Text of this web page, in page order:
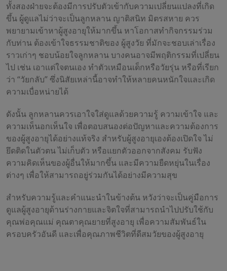
ทั้งสองฝ่ายจะต้องมีการปรับตัวเข้ากับความเปลี่ยนแปลงที่เกิด
ขึ้น ผู้ดูแลไม่ว่าจะเป็นลูกหลาน ญาติสนิท มิตรสหาย ควร
พยายามเข้าหาผู้สูงอายุให้มากขึ้น หาโอกาสทำกิจกรรมร่วม
กับท่าน ต้องเข้าใจธรรมชาติของ ผู้สูงวัย ที่มักจะชอบเล่าเรื่อง
ราวเก่าๆ ชอบน้อยใจลูกหลาน บางคนอาจมีพฤติกรรมที่เปลี่ยน
ไป เช่น เอาแต่ใจตนเอง ทำตัวเหมือนเด็กหรือวัยรุ่น หรือที่เรียก
ว่า “วัยกลับ” ซึ่งนิสัยเหล่านี้อาจทำให้หลายคนหนักใจและเกิด
ความเบื่อหน่ายได้
ดังนั้น ลูกหลานควรเอาใจใส่ดูแลด้วยความรู้ ความเข้าใจ และ
ความเห็นอกเห็นใจ เพื่อตอบสนองต่อปัญหาและความต้องการ
ของผู้สูงอายุได้อย่างแท้จริง สำหรับผู้สูงอายุเองต้องเปิดใจ ไม่
ยึดติดในตัวตน ไม่เก็บตัว หรือแยกตัวออกจากสังคม รับฟัง
ความคิดเห็นของผู้อื่นให้มากขึ้น และมีความยืดหยุ่นในเรื่อง
ต่างๆ เพื่อให้สามารถอยู่ร่วมกันได้อย่างมีความสุข
สำหรับความรู้และคำแนะนำในข้างต้น หวังว่าจะเป็นคู่มือการ
ดูแลผู้สูงอายุด้านร่างกายและจิตใจที่สามารถนำไปปรับใช้กับ
คุณพ่อคุณแม่ คุณตาคุณยายที่สูงอายุ เพื่อความสัมพันธ์ใน
ครอบครัวอันดี และเพื่อคุณภาพชีวิตที่ดีสมวัยของผู้สูงอายุ